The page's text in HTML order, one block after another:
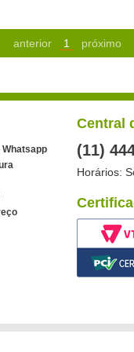
anterior 1 próximo
Central
(11)
Horários: